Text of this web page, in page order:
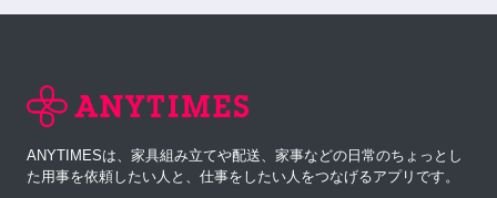
ANYTIMESは、家具組み立てや配送、家事などの日常のちょっとし
た用事を依頼したい人と、仕事をしたい人をつなげるアプリです。